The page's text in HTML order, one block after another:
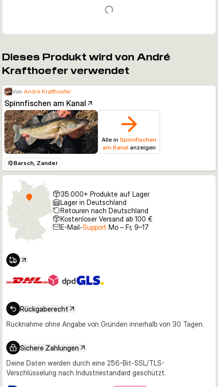
Dieses Produkt wird von André
Krafthoefer verwendet
Von André Krafthoefer
Spinnfischen am Kanal
Alle in Spinnfischen
am Kanal anzeigen
Barsch, Zander
35.000+ Produkte auf Lager
Lager in Deutschland
Retouren nach Deutschland
Kostenloser Versand ab 100 €
E-Mail-Support Mo – Fr, 9–17
Rückgaberecht
Rücknahme ohne Angabe von Gründen innerhalb von 30 Tagen.
Sichere Zahlungen
Deine Daten werden durch eine 256-Bit-SSL/TLS-
Verschlüsselung nach Industriestandard geschützt.